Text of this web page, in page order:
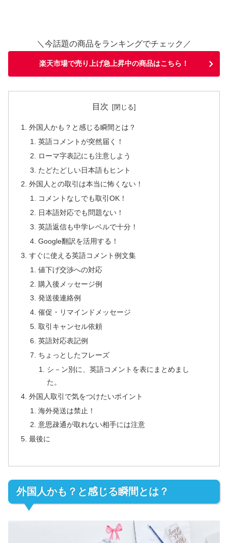
＼今話題の商品をランキングでチェック／
楽天市場で売り上げ急上昇中の商品はこちら！
目次
外国人かも？と感じる瞬間とは？
英語コメントが突然届く！
ローマ字表記にも注意しよう
たどたどしい日本語もヒント
外国人との取引は本当に怖くない！
コメントなしでも取引OK！
日本語対応でも問題ない！
英語返信も中学レベルで十分！
Google翻訳を活用する！
すぐに使える英語コメント例文集
値下げ交渉への対応
購入後メッセージ例
発送後連絡例
催促・リマインドメッセージ
取引キャンセル依頼
英語対応表記例
ちょっとしたフレーズ
シ－ン別に、英語コメントを表にまとめまし
た。
外国人取引で気をつけたいポイント
海外発送は禁止！
意思疎通が取れない相手には注意
最後に
外国人かも？と感じる瞬間とは？